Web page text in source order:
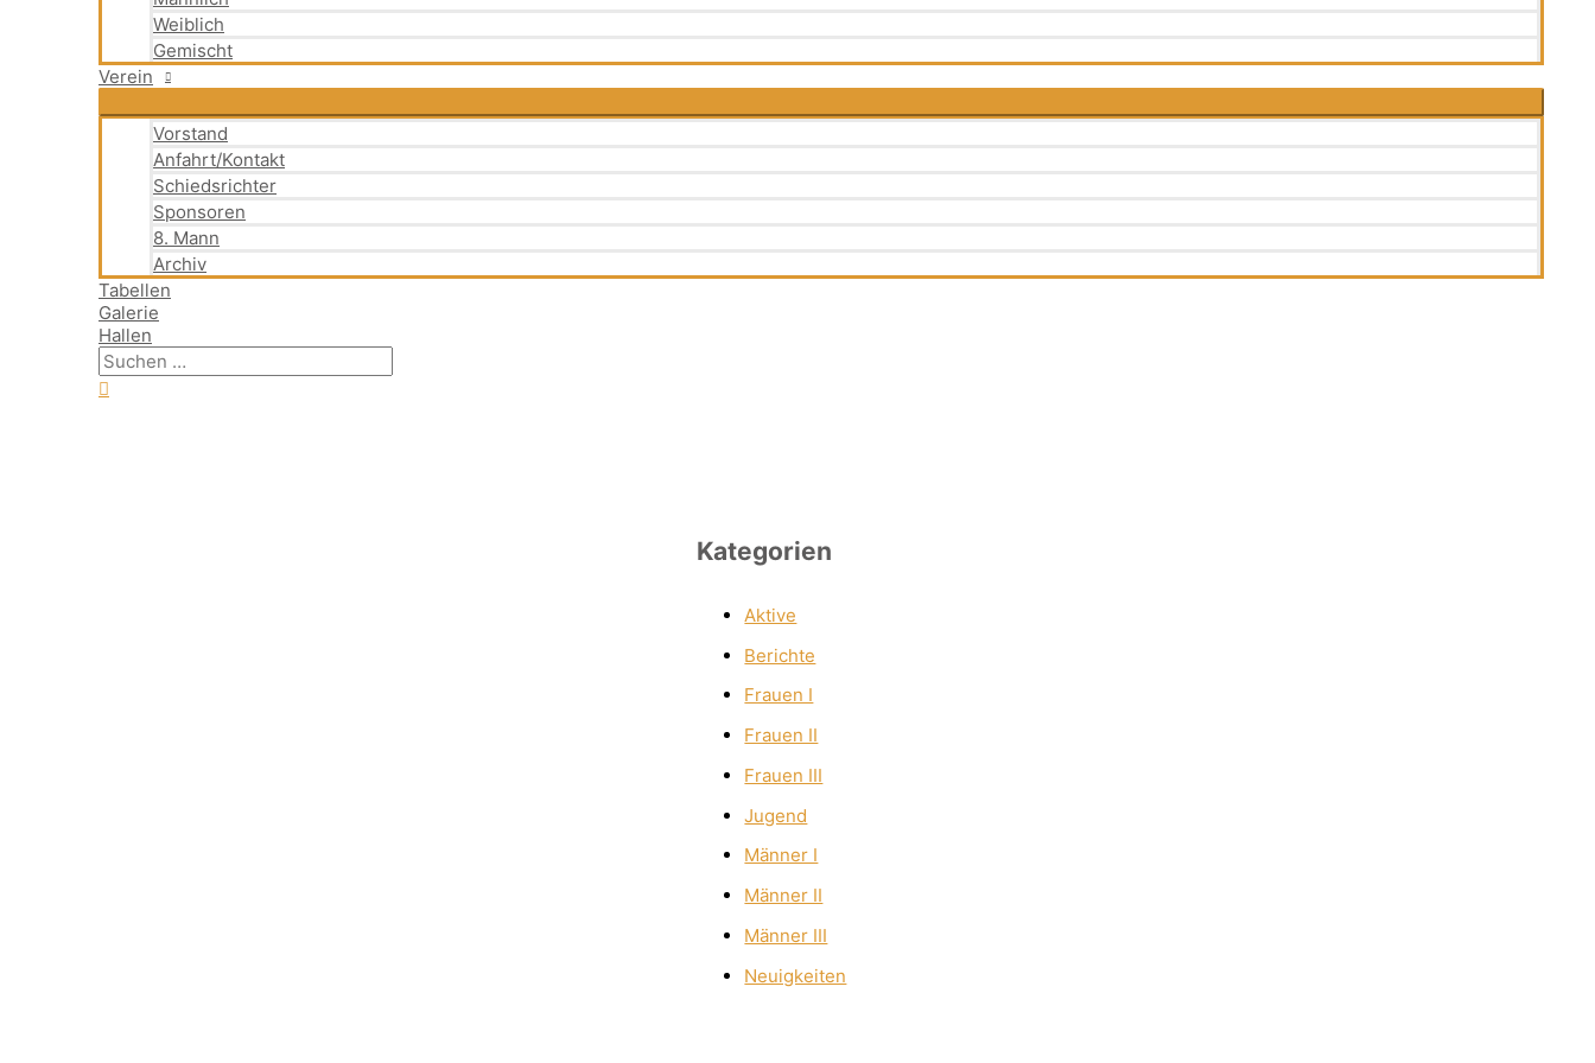
Weiblich
Gemischt
Verein
Vorstand
Anfahrt/Kontakt
Schiedsrichter
Sponsoren
8. Mann
Archiv
Tabellen
Galerie
Hallen
Kategorien
Aktive
Berichte
Frauen I
Frauen II
Frauen III
Jugend
Männer I
Männer II
Männer III
Neuigkeiten